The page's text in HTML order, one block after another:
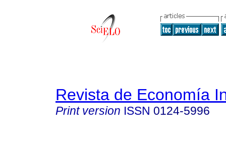
Revista de Economía
Print version ISSN 0124-5996